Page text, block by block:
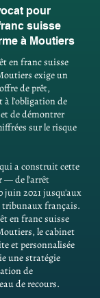
pour
suisse
à Moutiers
en franc suisse
exige un
de prêt,
à l'obligation de
de démontrer
sur le risque
a construit cette
— de l'arrêt
juin 2021 jusqu'aux
tribunaux français.
en franc suisse
le cabinet
et personnalisée
une stratégie
de
de recours.